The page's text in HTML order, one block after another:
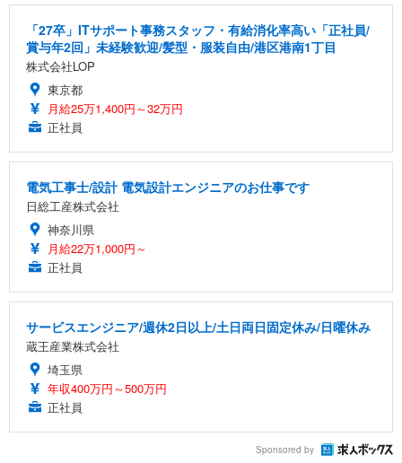
「27卒」ITサポート事務スタッフ・有給消化率高い「正社員/
賞与年2回」未経験歓迎/髪型・服装自由/港区港南1丁目
株式会社LOP
東京都
月給25万1,400円～32万円
正社員
電気工事士/設計 電気設計エンジニアのお仕事です
日総工産株式会社
神奈川県
月給22万1,000円～
正社員
サービスエンジニア/週休2日以上/土日両日固定休み/日曜休み
蔵王産業株式会社
埼玉県
年収400万円～500万円
正社員
Sponsored by